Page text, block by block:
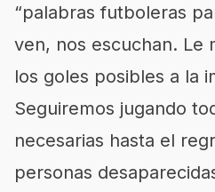
“palabras futboleras
ven, nos escuchan. Le
los goles posibles a la
Seguiremos jugando
necesarias hasta el
personas